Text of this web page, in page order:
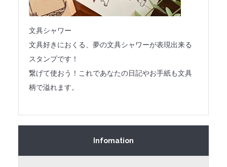
文具シャワー
文具好きにおくる、夢の文具シャワーが表現出来る
スタンプです！
繋げて使おう！これであなたの日記やお手紙も文具
柄で溢れます。
Infomation